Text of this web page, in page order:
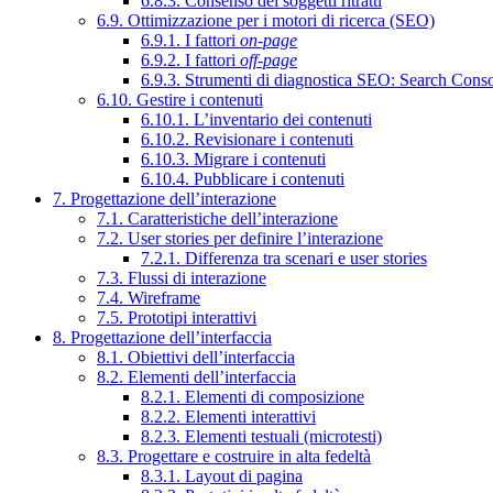
6.9. Ottimizzazione per i motori di ricerca (SEO)
6.9.1. I fattori on-page
6.9.2. I fattori off-page
6.9.3. Strumenti di diagnostica SEO: Search
6.10. Gestire i contenuti
6.10.1. L’inventario dei contenuti
6.10.2. Revisionare i contenuti
6.10.3. Migrare i contenuti
6.10.4. Pubblicare i contenuti
7. Progettazione dell’interazione
7.1. Caratteristiche dell’interazione
7.2. User stories per definire l’interazione
7.2.1. Differenza tra scenari e user stories
7.3. Flussi di interazione
7.4. Wireframe
7.5. Prototipi interattivi
8. Progettazione dell’interfaccia
8.1. Obiettivi dell’interfaccia
8.2. Elementi dell’interfaccia
8.2.1. Elementi di composizione
8.2.2. Elementi interattivi
8.2.3. Elementi testuali (microtesti)
8.3. Progettare e costruire in alta fedeltà
8.3.1. Layout di pagina